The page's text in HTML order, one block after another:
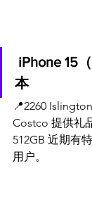
本
📍2260
Costco 提供礼
512GB 近期有
用户。